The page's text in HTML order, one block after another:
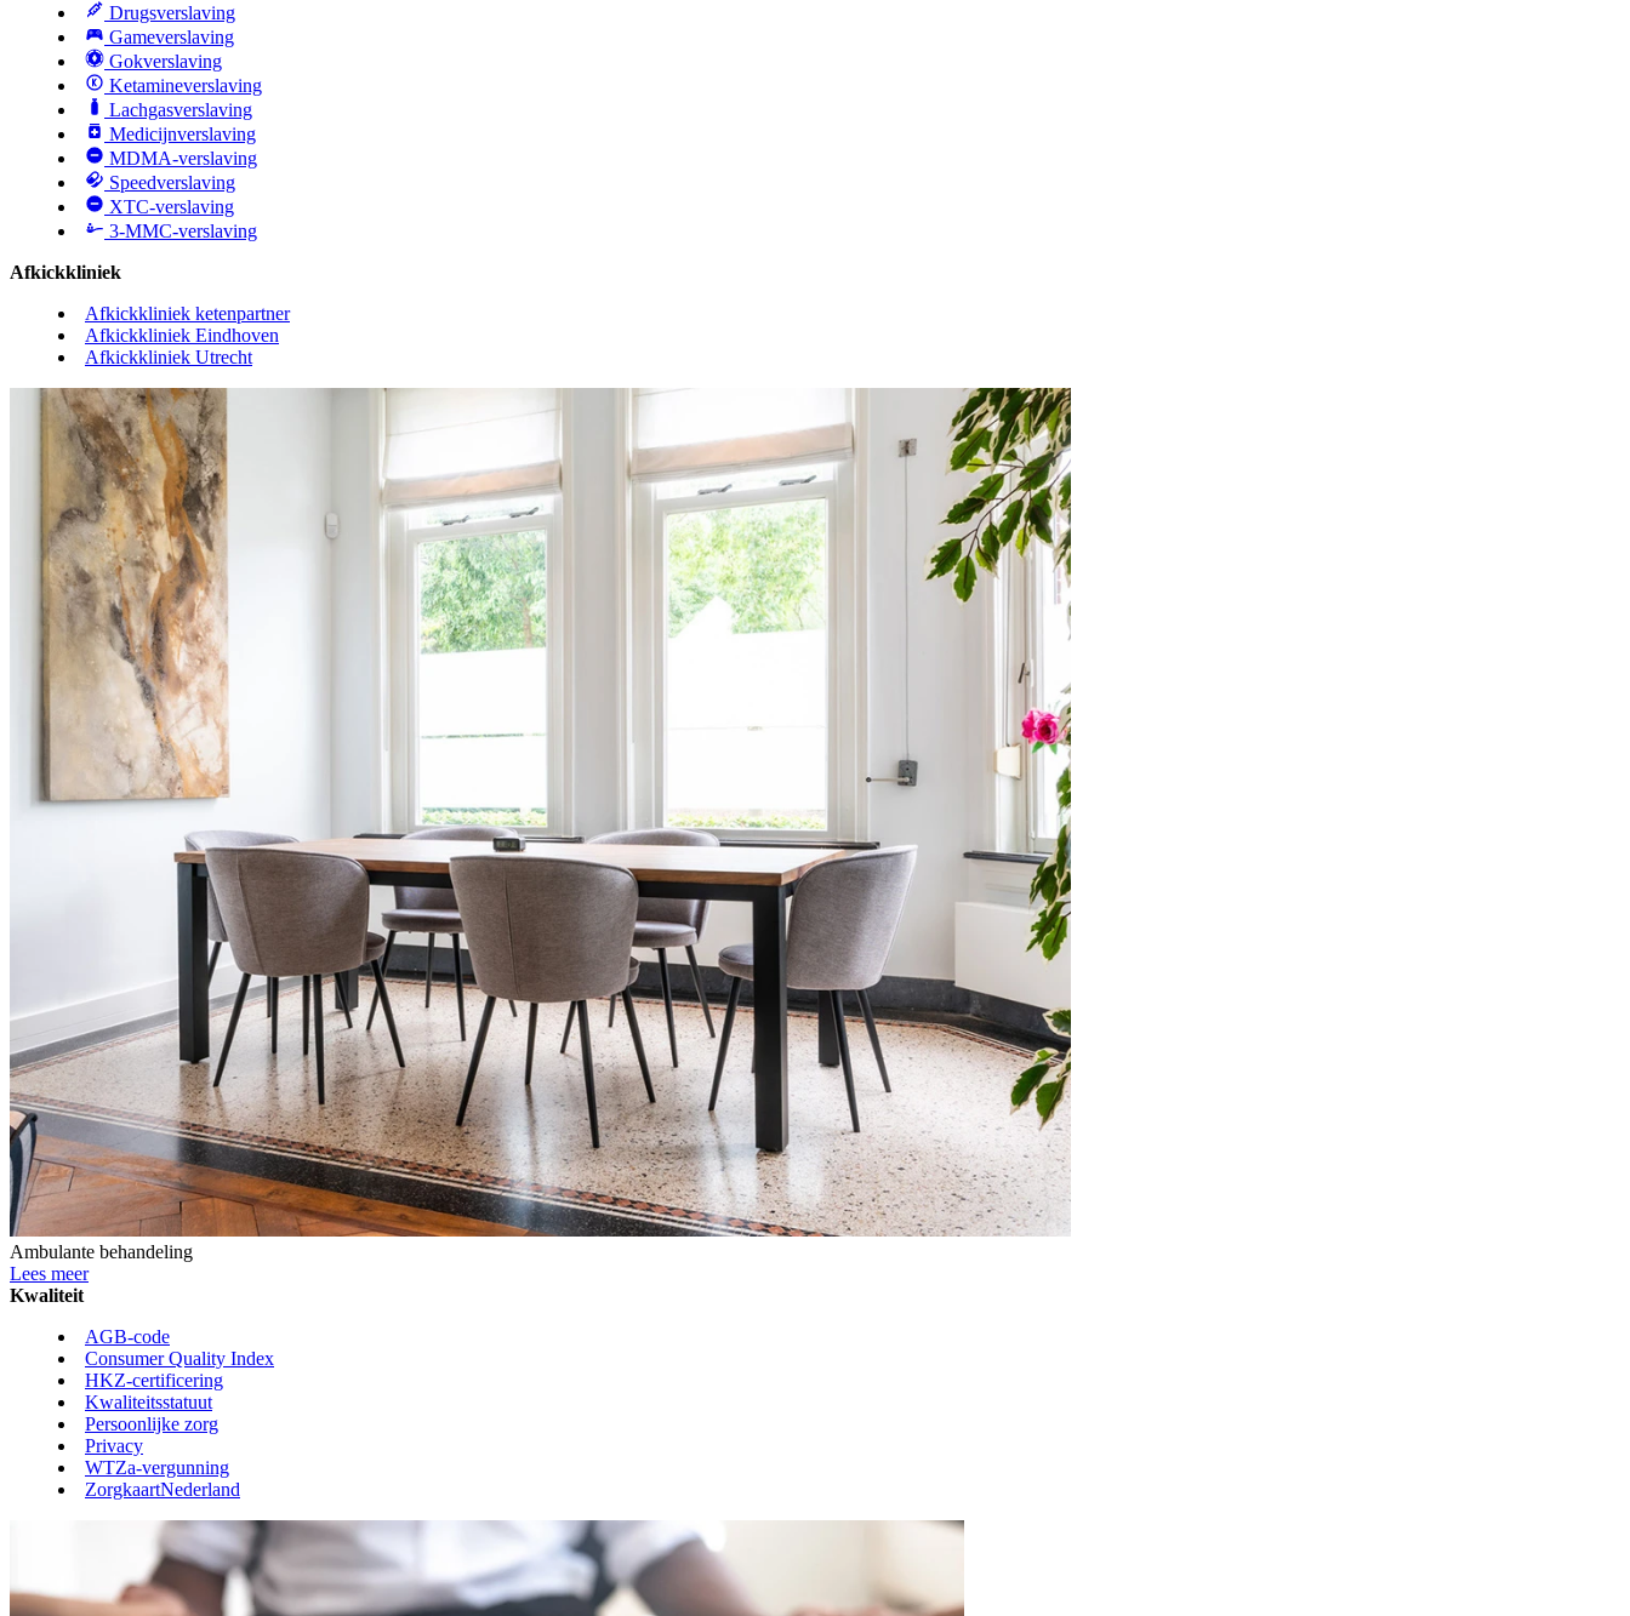
Drugsverslaving
Gameverslaving
Gokverslaving
Ketamineverslaving
Lachgasverslaving
Medicijnverslaving
MDMA-verslaving
Speedverslaving
XTC-verslaving
3-MMC-verslaving
Afkickkliniek
Afkickkliniek ketenpartner
Afkickkliniek Eindhoven
Afkickkliniek Utrecht
Ambulante behandeling
Lees meer
Kwaliteit
AGB-code
Consumer Quality Index
HKZ-certificering
Kwaliteitsstatuut
Persoonlijke zorg
Privacy
WTZa-vergunning
ZorgkaartNederland